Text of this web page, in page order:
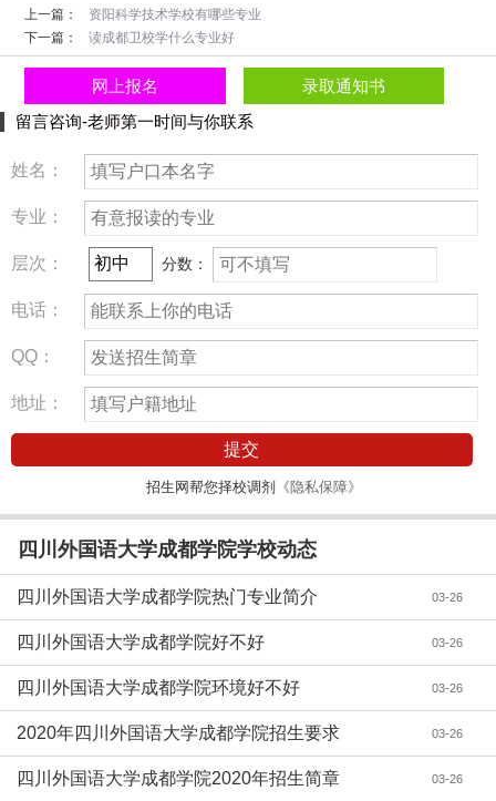
上一篇：
资阳科学技术学校有哪些专业
下一篇：
读成都卫校学什么专业好
网上报名
录取通知书
留言咨询-老师第一时间与你联系
姓名：
专业：
层次： 分数：
电话：
QQ：
地址：
提交
招生网帮您择校调剂 《隐私保障》
四川外国语大学成都学院学校动态
03-26
四川外国语大学成都学院热门专业简介
03-26
四川外国语大学成都学院好不好
03-26
四川外国语大学成都学院环境好不好
03-26
2020年四川外国语大学成都学院招生要求
03-26
四川外国语大学成都学院2020年招生简章